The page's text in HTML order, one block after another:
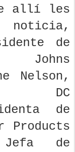
allí les
noticia,
de
Johns
Nelson,
DC
de
Products
de